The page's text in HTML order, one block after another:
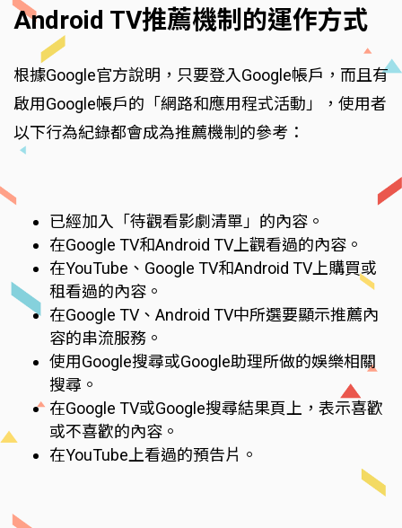
Android TV推薦機制的運作方式
根據Google官方說明，只要登入Google帳戶，而且有
啟用Google帳戶的「網路和應用程式活動」，使用者
以下行為紀錄都會成為推薦機制的參考：
已經加入「待觀看影劇清單」的內容。
在Google TV和Android TV上觀看過的內容。
在YouTube、Google TV和Android TV上購買或
租看過的內容。
在Google TV、Android TV中所選要顯示推薦內
容的串流服務。
使用Google搜尋或Google助理所做的娛樂相關
搜尋。
在Google TV或Google搜尋結果頁上，表示喜歡
或不喜歡的內容。
在YouTube上看過的預告片。